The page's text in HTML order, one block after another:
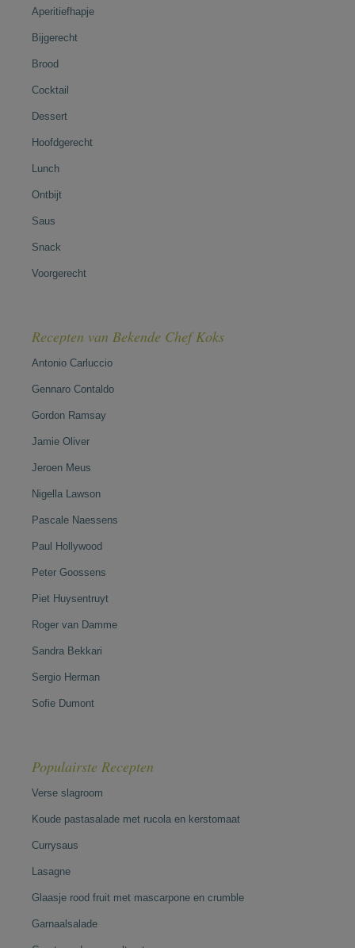
Aperitiefhapje
Bijgerecht
Brood
Cocktail
Dessert
Hoofdgerecht
Lunch
Ontbijt
Saus
Snack
Voorgerecht
Recepten van Bekende Chef Koks
Antonio Carluccio
Gennaro Contaldo
Gordon Ramsay
Jamie Oliver
Jeroen Meus
Nigella Lawson
Pascale Naessens
Paul Hollywood
Peter Goossens
Piet Huysentruyt
Roger van Damme
Sandra Bekkari
Sergio Herman
Sofie Dumont
Populairste Recepten
Verse slagroom
Koude pastasalade met rucola en kerstomaat
Currysaus
Lasagne
Glaasje rood fruit met mascarpone en crumble
Garnaalsalade